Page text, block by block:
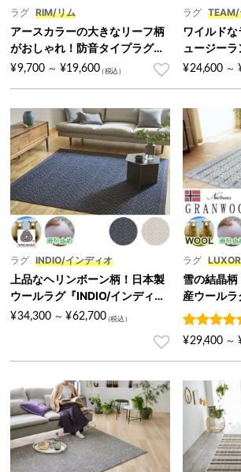
ラグ RIM/リム
アースカラーの大きなリーフ柄
がおしゃれ！防音タイプラグ
『RIM/リム』
¥9,700 ～ ¥19,600
ラグ TEAM/
ワイルド
ュージー
AM/テーム
¥24,600 ～
ラグ INDIO/インディオ
上品なヘリンボーン柄！日本製
ウールラグ『INDIO/インディ
オ』
¥34,300 ～ ¥62,700
ラグ
雪の結晶
産ウールラ
ール』
1
件の利用
¥29,400 ～